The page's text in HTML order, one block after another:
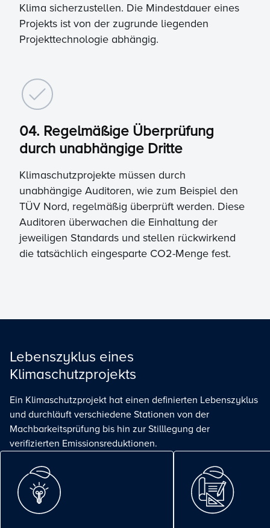
Klima sicherzustellen. Die Mindestdauer eines
Projekts ist von der zugrunde liegenden
Projekttechnologie abhängig.
04. Regelmäßige Überprüfung
durch unabhängige Dritte
Klimaschutzprojekte müssen durch
unabhängige Auditoren, wie zum Beispiel den
TÜV Nord, regelmäßig überprüft werden. Diese
Auditoren überwachen die Einhaltung der
jeweiligen Standards und stellen rückwirkend
die tatsächlich eingesparte CO2-Menge fest.
Lebenszyklus eines
Klimaschutzprojekts
Ein Klimaschutzprojekt hat einen definierten Lebenszyklus
und durchläuft verschiedene Stationen von der
Machbarkeitsprüfung bis hin zur Stilllegung der
verifizierten Emissionsreduktionen.